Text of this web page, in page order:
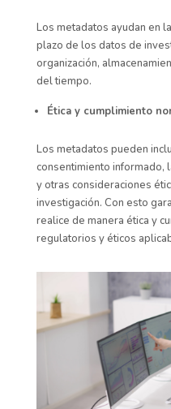
Los metadatos ayudan en
plazo de los datos de
organización,
del tiempo.
Ética y cumplimiento
Los metadatos pueden
consentimiento informado,
y otras consideraciones
investigación. Con esto
realice de manera ética y
regulatorios y éticos